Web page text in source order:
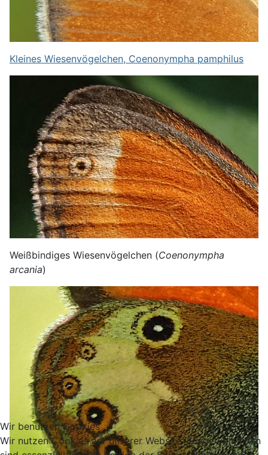
Kleines Wiesenvögelchen, Coenonympha pamphilus
Weißbindiges Wiesenvögelchen (Coenonympha
arcania)
Wir benutzen Cookies
Wir nutzen Cookies auf unserer Website. Einige von ihnen